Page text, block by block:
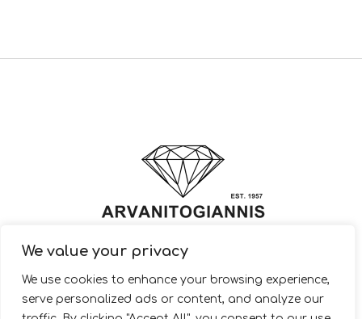
We value your privacy
We use cookies to enhance your browsing experience,
serve personalized ads or content, and analyze our
© 2022 ARVANITOGIANNIS – Jewelry Design & Manufacturing |
JewelryShop.gr